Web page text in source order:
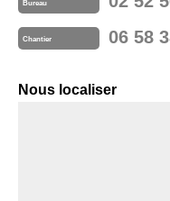
Bureau
Chantier 06 58
Nous localiser